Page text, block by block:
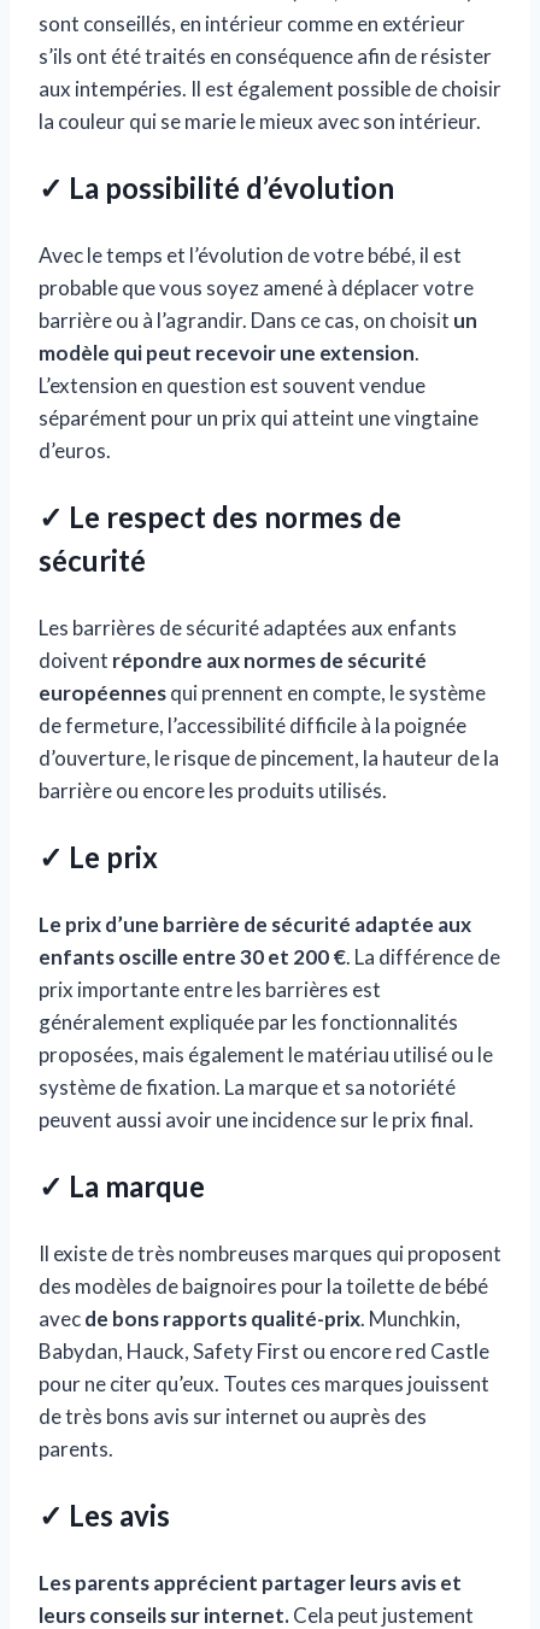
sont conseillés, en intérieur comme en extérieur
s’ils ont été traités en conséquence afin de résister
aux intempéries. Il est également possible de choisir
la couleur qui se marie le mieux avec son intérieur.
✓ La possibilité d’évolution
Avec le temps et l’évolution de votre bébé, il est
probable que vous soyez amené à déplacer votre
barrière ou à l’agrandir. Dans ce cas, on choisit un
modèle qui peut recevoir une extension.
L’extension en question est souvent vendue
séparément pour un prix qui atteint une vingtaine
d’euros.
✓ Le respect des normes de
sécurité
Les barrières de sécurité adaptées aux enfants
doivent répondre aux normes de sécurité
européennesqui prennent en compte, le système
de fermeture, l’accessibilité difficile à la poignée
d’ouverture, le risque de pincement, la hauteur de la
barrière ou encore les produits utilisés.
✓ Le prix
Le prix d’une barrière de sécurité adaptée aux
enfants oscille entre 30 et 200 €. La différence de
prix importante entre les barrières est
généralement expliquée par les fonctionnalités
proposées, mais également le matériau utilisé ou le
système de fixation. La marque et sa notoriété
peuvent aussi avoir une incidence sur le prix final.
✓ La marque
Il existe de très nombreuses marques qui proposent
des modèles de baignoires pour la toilette de bébé
avecde bons rapports qualité-prix. Munchkin,
Babydan, Hauck, Safety First ou encore red Castle
pour ne citer qu’eux. Toutes ces marques jouissent
de très bons avis sur internet ou auprès des
parents.
✓ Les avis
Les parents apprécient partager leurs avis et
leurs conseils sur internet.Cela peut justement